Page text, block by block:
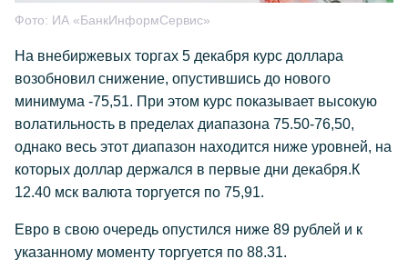
Фото: ИА «БанкИнформСервис»
На внебиржевых торгах 5 декабря курс доллара
возобновил снижение, опустившись до нового
минимума -75,51. При этом курс показывает высокую
волатильность в пределах диапазона 75.50-76,50,
однако весь этот диапазон находится ниже уровней, на
которых доллар держался в первые дни декабря.К
12.40 мск валюта торгуется по 75,91.
Евро в свою очередь опустился ниже 89 рублей и к
указанному моменту торгуется по 88.31.